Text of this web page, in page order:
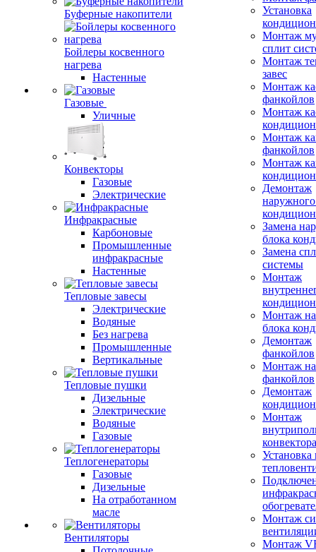
Буферные накопители
Бойлеры косвенного
нагрева
Настенные
Газовые
Уличные
Конвекторы
Газовые
Электрические
Инфракрасные
Карбоновые
Промышленные
инфракрасные
Настенные
Тепловые завесы
Электрические
Водяные
Без нагрева
Промышленные
Вертикальные
Тепловые пушки
Дизельные
Электрические
Водяные
Газовые
Теплогенераторы
Газовые
Дизельные
На отработанном
масле
Вентиляторы
Установка
Монтаж
сплит
Монтаж
завес
Монтаж
фанкойлов
Монтаж
Монтаж
фанкойлов
Монтаж
Демонтаж
Замена
блока
Замена
системы
Монтаж
Монтаж
блока
Демонтаж
фанкойлов
Монтаж
фанкойлов
Демонтаж
Монтаж
конвектора
Установка
Монтаж
Монтаж